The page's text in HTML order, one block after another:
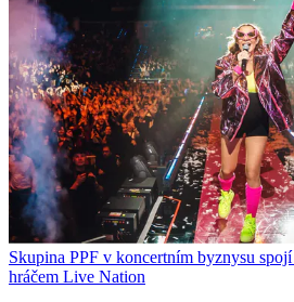
Skupina PPF v koncertním byznysu
hráčem Live Nation